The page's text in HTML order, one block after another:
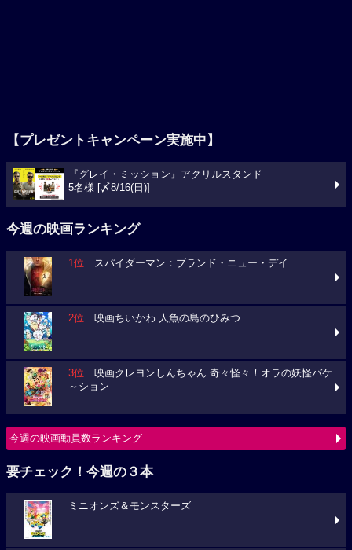
【プレゼントキャンペーン実施中】
『グレイ・ミッション』アクリルスタンド
5名様 [〆8/16(日)]
今週の映画ランキング
1位 スパイダーマン：ブランド・ニュー・デイ
2位 映画ちいかわ 人魚の島のひみつ
3位 映画クレヨンしんちゃん 奇々怪々！オラの妖怪バケ
～ション
今週の映画動員数ランキング
要チェック！今週の３本
ミニオンズ＆モンスターズ